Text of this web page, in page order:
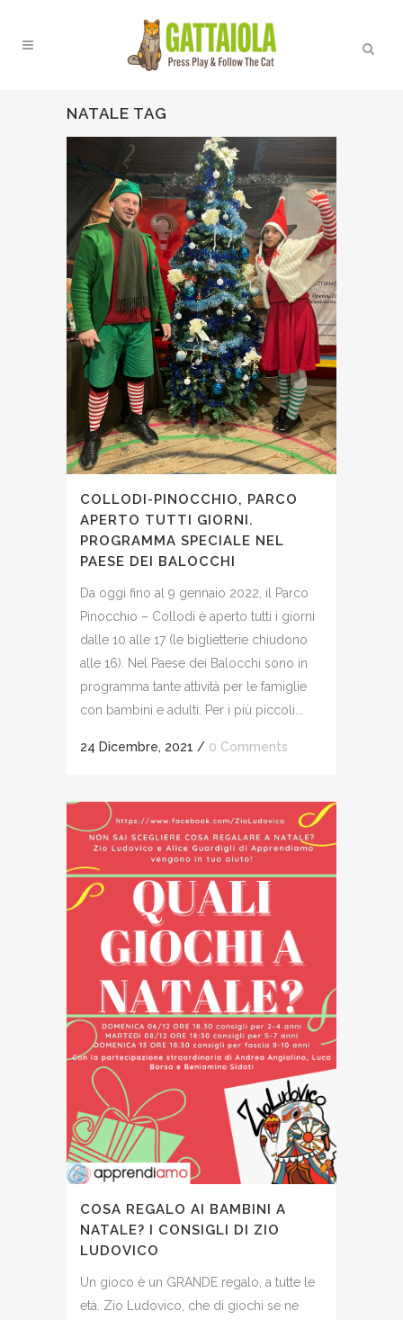
NATALE TAG
COLLODI-PINOCCHIO, PARCO
APERTO TUTTI GIORNI.
PROGRAMMA SPECIALE NEL
PAESE DEI BALOCCHI
Da oggi fino al 9 gennaio 2022, il Parco
Pinocchio – Collodi è aperto tutti i giorni
dalle 10 alle 17 (le biglietterie chiudono
alle 16). Nel Paese dei Balocchi sono in
programma tante attività per le famiglie
con bambini e adulti. Per i più piccoli...
24 Dicembre, 2021 / 0 Comments
COSA REGALO AI BAMBINI A
NATALE? I CONSIGLI DI ZIO
LUDOVICO
Un gioco è un GRANDE regalo, a tutte le
età. Zio Ludovico, che di giochi se ne